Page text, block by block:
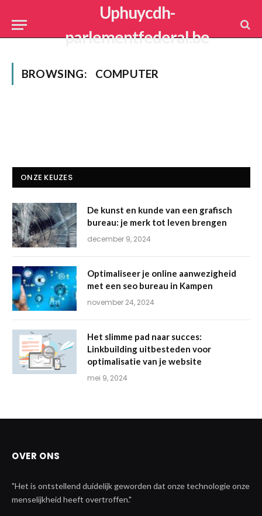
Uphuycdh-
parlementfederal.be
BROWSING: COMPUTER
ONZE KEUZES
De kunst en kunde van een grafisch
bureau: je merk tot leven brengen
december 9, 2024
Optimaliseer je online aanwezigheid
met een seo bureau in Kampen
november 24, 2024
Het slimme pad naar succes:
Linkbuilding uitbesteden voor
optimalisatie van je website
mei 9, 2024
OVER ONS
"Het is ontstellend duidelijk geworden dat onze technologie onze
menselijkheid heeft overtroffen."